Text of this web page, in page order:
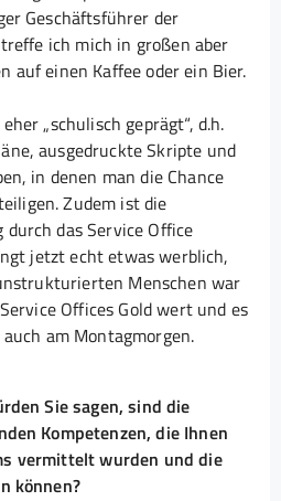
Geschäftsführer der
ich mich in großen aber
auf einen Kaffee oder ein Bier.
„schulisch geprägt“, d.h.
ausgedruckte Skripte und
in denen man die Chance
Zudem ist die
das Service Office
jetzt echt etwas werblich,
Menschen war
Offices Gold wert und es
am Montagmorgen.
Sie sagen, sind die
Kompetenzen, die Ihnen
vermittelt wurden und die
können?